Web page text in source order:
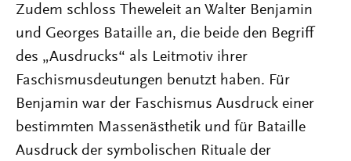
Zudem schloss Theweleit an Walter Benjamin
und Georges Bataille an, die beide den Begriff
des „Ausdrucks“ als Leitmotiv ihrer
Faschismusdeutungen benutzt haben. Für
Benjamin war der Faschismus Ausdruck einer
bestimmten Massenästhetik und für Bataille
Ausdruck der symbolischen Rituale der